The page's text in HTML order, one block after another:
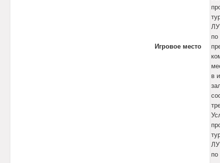
Игровое место
в